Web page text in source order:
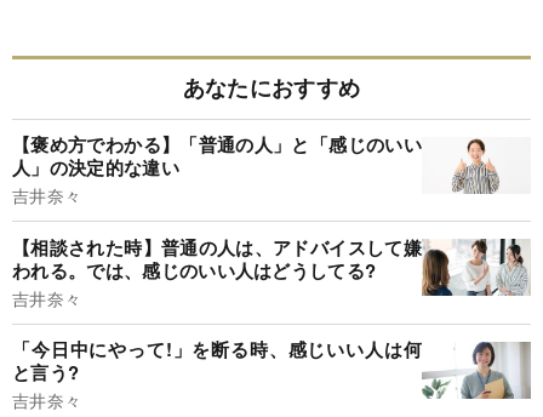
あなたにおすすめ
【褒め方でわかる】「普通の人」と「感じのいい
人」の決定的な違い
吉井奈々
【相談された時】普通の人は、アドバイスして嫌
われる。では、感じのいい人はどうしてる?
吉井奈々
「今日中にやって!」を断る時、感じいい人は何
と言う?
吉井奈々